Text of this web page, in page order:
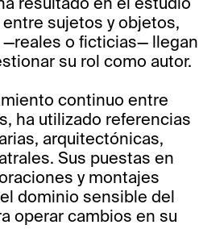
sujetos y objetos,
o ficticias— llegan
su rol como autor.
continuo entre
ha utilizado referencias
arquitectónicas,
Sus puestas en
y montajes
dominio sensible del
operar cambios en su